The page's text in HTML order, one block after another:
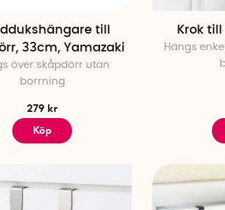
till
33cm, Yamazaki
över skåpdörr utan
borrning
279 kr
Köp
Krok
Hängs